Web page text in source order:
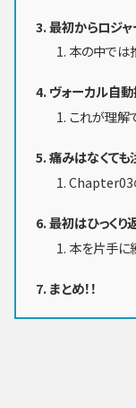
最初からロジャ
本の中では
ヴォーカル自
これが理解
痛みはなくても
Chapter03
最初はひっくり
本を片手に
まとめ！！